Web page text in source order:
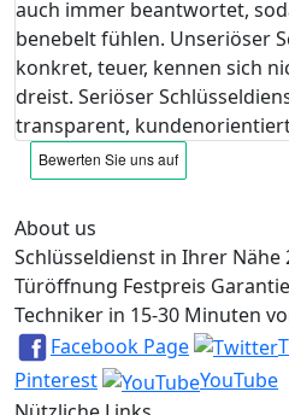
auch immer beantwortet,
benebelt fühlen. Unseriöser
konkret, teuer, kennen sich
dreist. Seriöser
transparent,
About us
Schlüsseldienst in Ihrer
Türöffnung Festpreis
Techniker in 15-30 Minuten
Facebook Page
Pinterest
YouTube